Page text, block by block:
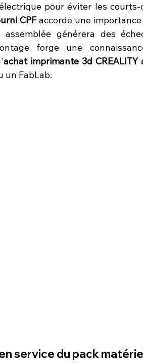
pour éviter les courts-
CPF accorde une
générera des
forge une
achat imprimante 3d
un FabLab.
service du pack